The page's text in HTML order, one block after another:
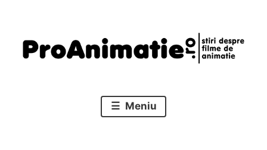
conținut
Proanimatie
Meniu